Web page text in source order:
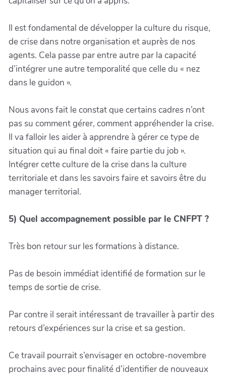
Il est fondamental de développer la culture du risque,
de crise dans notre organisation et auprès de nos
agents. Cela passe par entre autre par la capacité
d’intégrer une autre temporalité que celle du « nez
dans le guidon ».
Nous avons fait le constat que certains cadres n’ont
pas su comment gérer, comment appréhender la crise.
Il va falloir les aider à apprendre à gérer ce type de
situation qui au final doit « faire partie du job ».
Intégrer cette culture de la crise dans la culture
territoriale et dans les savoirs faire et savoirs être du
manager territorial.
5) Quel accompagnement possible par le CNFPT ?
Très bon retour sur les formations à distance.
Pas de besoin immédiat identifié de formation sur le
temps de sortie de crise.
Par contre il serait intéressant de travailler à partir des
retours d’expériences sur la crise et sa gestion.
Ce travail pourrait s’envisager en octobre-novembre
prochains avec pour finalité d’identifier de nouveaux